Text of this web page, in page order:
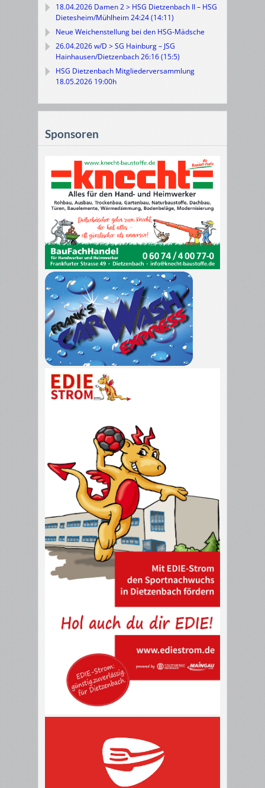
18.04.2026 Damen 2 > HSG Dietzenbach II – HSG
Dietesheim/Mühlheim 24:24 (14:11)
Neue Weichenstellung bei den HSG-Mädsche
26.04.2026 w/D > SG Hainburg – JSG
Hainhausen/Dietzenbach 26:16 (15:5)
HSG Dietzenbach Mitgliederversammlung
18.05.2026 19:00h
Sponsoren